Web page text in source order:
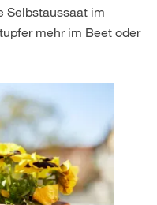
Selbstaussaat im
mehr im Beet oder